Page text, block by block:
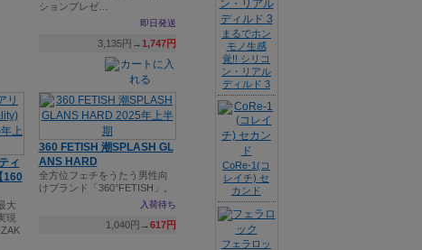
ションプレゼ…
即日発送
3,135円→1,747円
ィ
160
大
現
360 FETISH 潮SPLASH GL
ANS HARD
全方位フェチをうたう男性向
けブランド「360°FETISH」。
入荷待ち
1,040円→617円
まるでホン
モノ生感
覚!! シリコ
ン・リアル
ディルド 3
CoRe-1(コ
レイチ) セ
カンド
フェラロッ